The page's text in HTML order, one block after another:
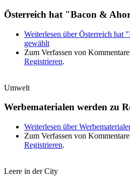
Österreich hat "Bacon &
Weiterlesen über Österreich hat
gewählt
Zum Verfassen von
Registrieren.
Umwelt
Werbematerialen werden zu
Weiterlesen über
Zum Verfassen von
Registrieren.
Leere in der City